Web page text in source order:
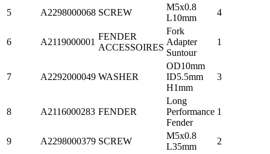
5
A2298000068 SCREW
M5x0.8
L10mm
4
6 A2119000001
FENDER
ACCESSOIRES
Fork
Adapter
Suntour
1
7 A2292000049 WASHER
OD10mm
ID5.5mm
H1mm
3
8 A2116000283 FENDER
Long
Performance
Fender
1
9 A2298000379 SCREW
M5x0.8
L35mm
2